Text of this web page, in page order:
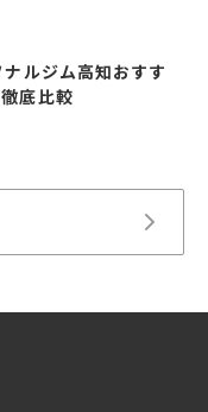
ルジム高知おすす
底比較